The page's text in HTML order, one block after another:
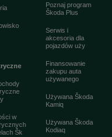
w
Šk
Poznaj program
Škoda Plus
Serwis i
akcesoria dla
pojazdów uży
Finansowanie
zakupu auta
używanego
Używana Škoda
Kamiq
Używana Škoda
Kodiaq